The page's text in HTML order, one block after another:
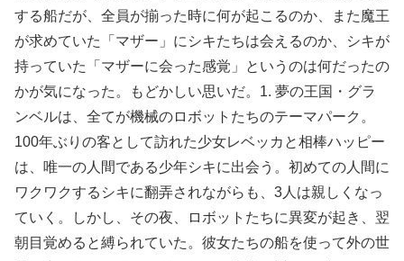
する船だが、全員が揃った時に何が起こるのか、また魔王
が求めていた「マザー」にシキたちは会えるのか、シキが
持っていた「マザーに会った感覚」というのは何だったの
かが気になった。もどかしい思いだ。1. 夢の王国・グラ
ンベルは、全てが機械のロボットたちのテーマパーク。
100年ぶりの客として訪れた少女レベッカと相棒ハッピー
は、唯一の人間である少年シキに出会う。初めての人間に
ワクワクするシキに翻弄されながらも、3人は親しくなっ
ていく。しかし、その夜、ロボットたちに異変が起き、翌
朝目覚めると縛られていた。彼女たちの船を使って外の世